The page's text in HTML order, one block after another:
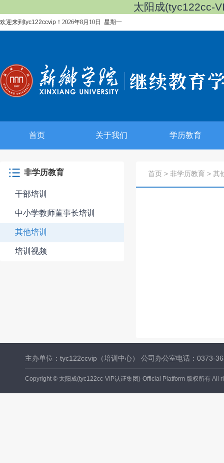
太阳成(tyc122cc-
欢迎来到tyc122ccvip！ 2026年8月10日 星期一
首页 关于我们 学历教育
非学历教育
干部培训
中小学教师董事长培训
其他培训
培训视频
首页 > 非学历教育 > 其
主办单位：tyc122ccvip（培训中心） 公司办公室电话：0373-
Copyright © 太阳成(tyc122cc-VIP认证集团)-Official Platform 版权所有 All